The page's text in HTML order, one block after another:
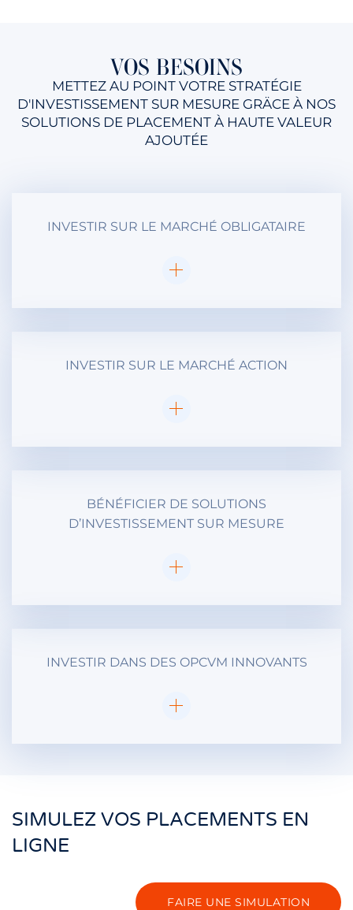
VOS BESOINS
METTEZ AU POINT VOTRE STRATÉGIE
D'INVESTISSEMENT SUR MESURE GRÄCE À NOS
SOLUTIONS DE PLACEMENT À HAUTE VALEUR
AJOUTÉE
INVESTIR SUR LE MARCHÉ OBLIGATAIRE
INVESTIR SUR LE MARCHÉ ACTION
BÉNÉFICIER DE SOLUTIONS
D’INVESTISSEMENT SUR MESURE
INVESTIR DANS DES OPCVM INNOVANTS
SIMULEZ VOS PLACEMENTS EN
LIGNE
FAIRE UNE SIMULATION